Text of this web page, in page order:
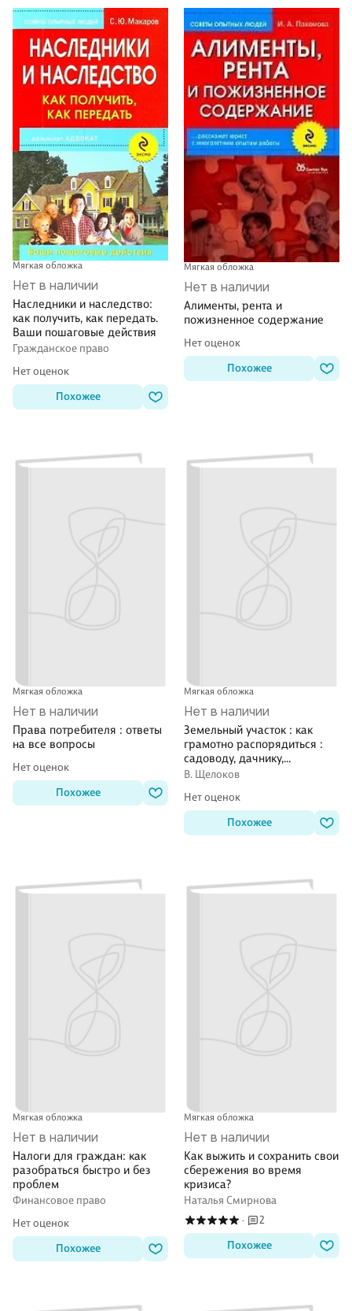
Мягкая обложка
Нет в наличии
Наследники и наследство:
как получить, как передать.
Ваши пошаговые действия
Гражданское право
Нет оценок
Похожее
Мягкая обложка
Нет в наличии
Алименты, рента и
пожизненное содержание
Нет оценок
Похожее
Мягкая обложка
Нет в наличии
Права потребителя : ответы
на все вопросы
Нет оценок
Похожее
Мягкая обложка
Нет в наличии
Земельный участок : как
грамотно распорядиться :
садоводу, дачнику,
индивидуальному
В. Щелоков
Нет оценок
Похожее
Мягкая обложка
Нет в наличии
Налоги для граждан: как
разобраться быстро и без
проблем
Финансовое право
Нет оценок
Похожее
Мягкая обложка
Нет в наличии
Как выжить и сохранить свои
сбережения во время
кризиса?
Наталья Смирнова
·
2
Похожее